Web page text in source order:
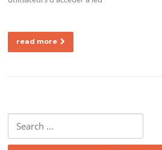
read more
Search for: